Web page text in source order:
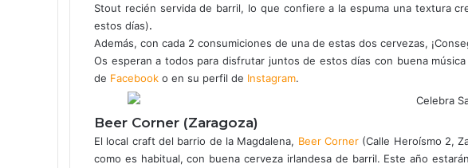
Stout recién servida de barril, lo que confiere a la espuma una textura
estos días).
Además, con cada 2 consumiciones de una de estas dos cervezas,
Os esperan a todos para disfrutar juntos de estos días con buena
de Facebook o en su perfil de Instagram.
Beer Corner (Zaragoza)
El local craft del barrio de la Magdalena, Beer Corner (Calle Heroísmo 2,
como es habitual, con buena cerveza irlandesa de barril. Este año